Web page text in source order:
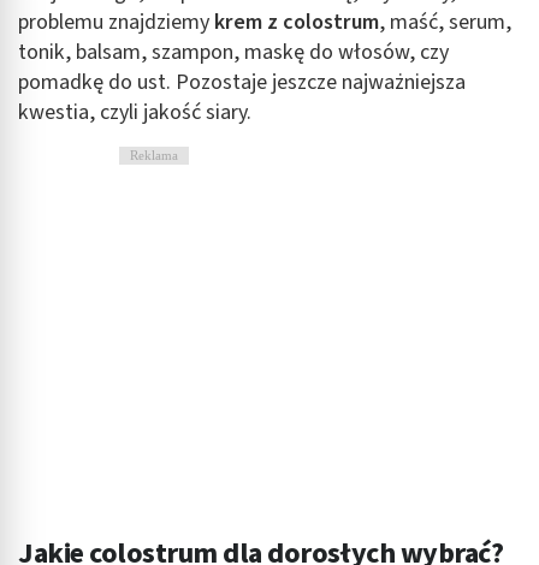
problemu znajdziemy krem z colostrum, maść, serum,
tonik, balsam, szampon, maskę do włosów, czy
pomadkę do ust. Pozostaje jeszcze najważniejsza
kwestia, czyli jakość siary.
Reklama
Jakie colostrum dla dorosłych wybrać?
Cele przetwarzania inne niż IAB:
Niezbędne
Wydajność (Performance)
Reklama / śledzenie